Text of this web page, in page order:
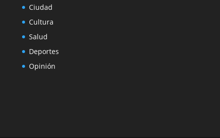
Ciudad
Cultura
Salud
Deportes
Opinión